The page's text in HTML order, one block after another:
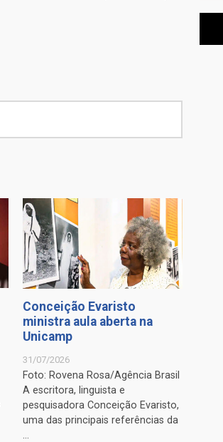
Conceição Evaristo
ministra aula aberta na
Unicamp
31/07/2026
Foto: Rovena Rosa/Agência Brasil
A escritora, linguista e
pesquisadora Conceição Evaristo,
uma das principais referências da
...